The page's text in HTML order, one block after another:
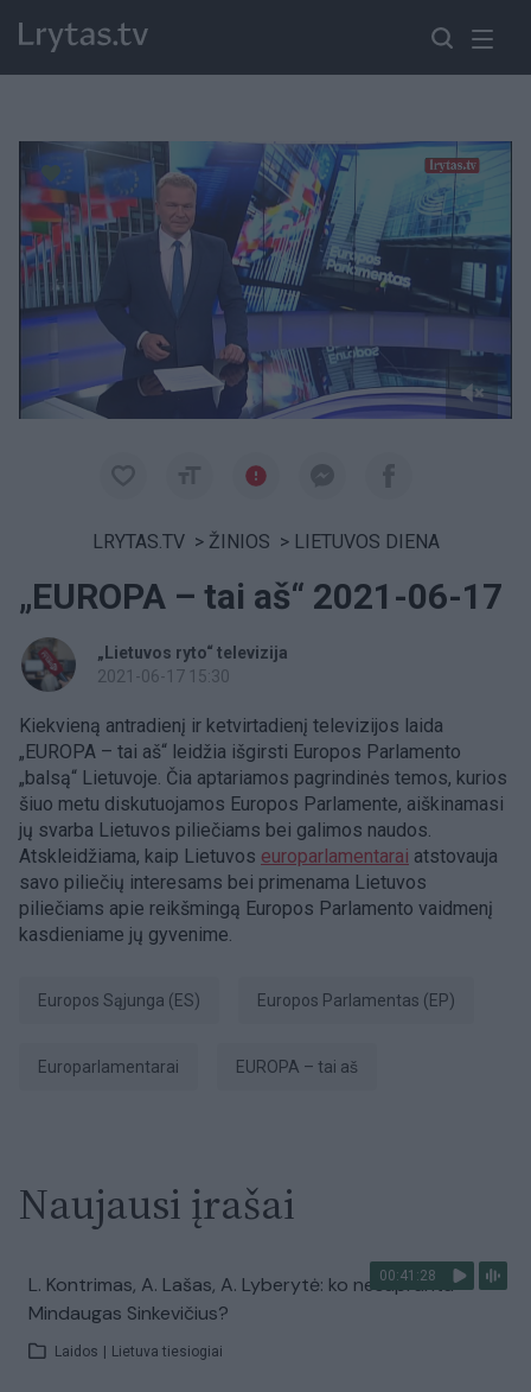
Paremkite Ukrainą
LRYTAS.TV > ŽINIOS > LIETUVOS DIENA
„EUROPA – tai aš“ 2021-06-17
„Lietuvos ryto“ televizija
2021-06-17 15:30
Kiekvieną antradienį ir ketvirtadienį televizijos laida
„EUROPA – tai aš“ leidžia išgirsti Europos Parlamento
„balsą“ Lietuvoje. Čia aptariamos pagrindinės temos, kurios
šiuo metu diskutuojamos Europos Parlamente, aiškinamasi
jų svarba Lietuvos piliečiams bei galimos naudos.
Atskleidžiama, kaip Lietuvos europarlamentarai atstovauja
savo piliečių interesams bei primenama Lietuvos
piliečiams apie reikšmingą Europos Parlamento vaidmenį
kasdieniame jų gyvenime.
Europos Sąjunga (ES) Europos Parlamentas (EP)
europarlamentarai EUROPA – tai aš
Naujausi įrašai
00:41:28
L. Kontrimas, A. Lašas, A. Lyberytė: ko nesupranta
Mindaugas Sinkevičius?
Laidos Lietuva tiesiogiai